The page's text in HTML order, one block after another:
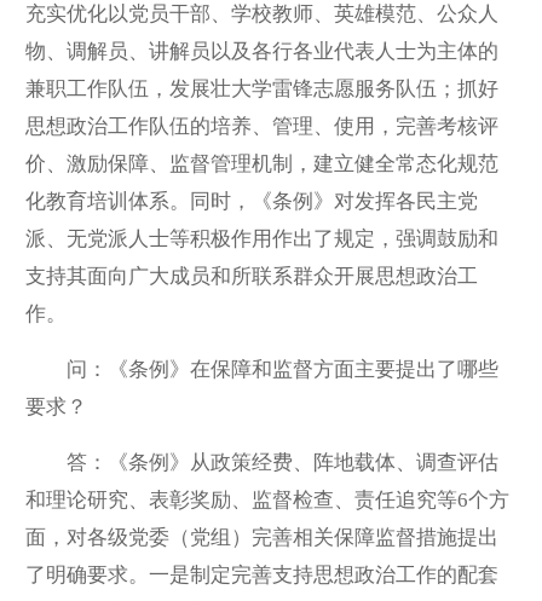
充实优化以党员干部、学校教师、英雄模范、公众人
物、调解员、讲解员以及各行各业代表人士为主体的
兼职工作队伍，发展壮大学雷锋志愿服务队伍；抓好
思想政治工作队伍的培养、管理、使用，完善考核评
价、激励保障、监督管理机制，建立健全常态化规范
化教育培训体系。同时，《条例》对发挥各民主党
派、无党派人士等积极作用作出了规定，强调鼓励和
支持其面向广大成员和所联系群众开展思想政治工
作。
问：《条例》在保障和监督方面主要提出了哪些
要求？
答：《条例》从政策经费、阵地载体、调查评估
和理论研究、表彰奖励、监督检查、责任追究等6个方
面，对各级党委（党组）完善相关保障监督措施提出
了明确要求。一是制定完善支持思想政治工作的配套